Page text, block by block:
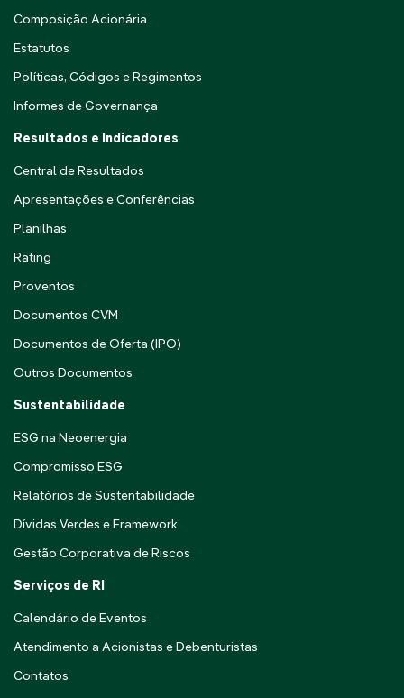
Composição Acionária
Estatutos
Políticas, Códigos e Regimentos
Informes de Governança
Resultados e Indicadores
Central de Resultados
Apresentações e Conferências
Planilhas
Rating
Proventos
Documentos CVM
Documentos de Oferta (IPO)
Outros Documentos
Sustentabilidade
ESG na Neoenergia
Compromisso ESG
Relatórios de Sustentabilidade
Dívidas Verdes e Framework
Gestão Corporativa de Riscos
Serviços de RI
Calendário de Eventos
Atendimento a Acionistas e Debenturistas
Contatos